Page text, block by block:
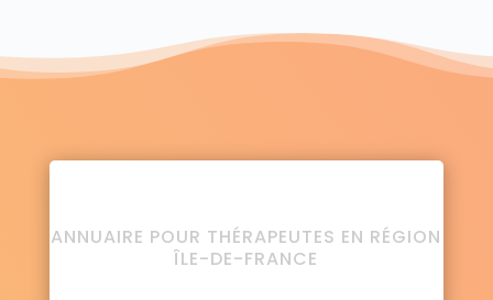
ANNUAIRE POUR THÉRAPEUTES EN RÉGION
ÎLE-DE-FRANCE